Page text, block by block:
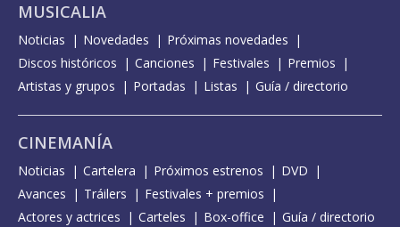
MUSICALIA
Noticias Novedades
Próximas novedades
Discos históricos
Canciones Festivales
Premios
Artistas y grupos
Portadas Listas Guía / directorio
CINEMANÍA
Noticias Cartelera Próximos estrenos
DVD
Avances
Tráilers
Festivales + premios
Actores y actrices
Carteles Box-office Guía / directorio